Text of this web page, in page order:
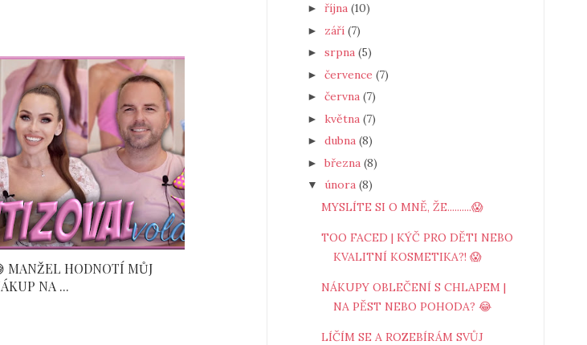
MANŽEL HODNOTÍ MŮJ
NA ...
► října (10)
► září (7)
► srpna (5)
► července (7)
► června (7)
► května (7)
► dubna (8)
► března (8)
▼ února (8)
MYSLÍTE SI O MNĚ, ŽE..........😱
TOO FACED | KÝČ PRO DĚTI NEBO
KVALITNÍ KOSMETIKA?! 😱
NÁKUPY OBLEČENÍ S CHLAPEM |
NA PĚST NEBO POHODA? 😂
LÍČÍM SE A ROZEBÍRÁM SVŮJ